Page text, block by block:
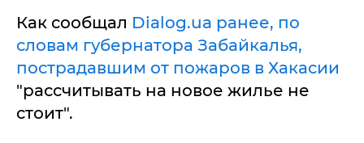
Как сообщал Dialog.ua ранее, по
словам губернатора Забайкалья,
пострадавшим от пожаров в Хакасии
"рассчитывать на новое жилье не
стоит".